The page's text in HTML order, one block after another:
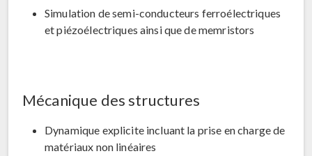
Simulation de semi-conducteurs ferroélectriques
et piézoélectriques ainsi que de memristors
Mécanique des structures
Dynamique explicite incluant la prise en charge de
matériaux non linéaires